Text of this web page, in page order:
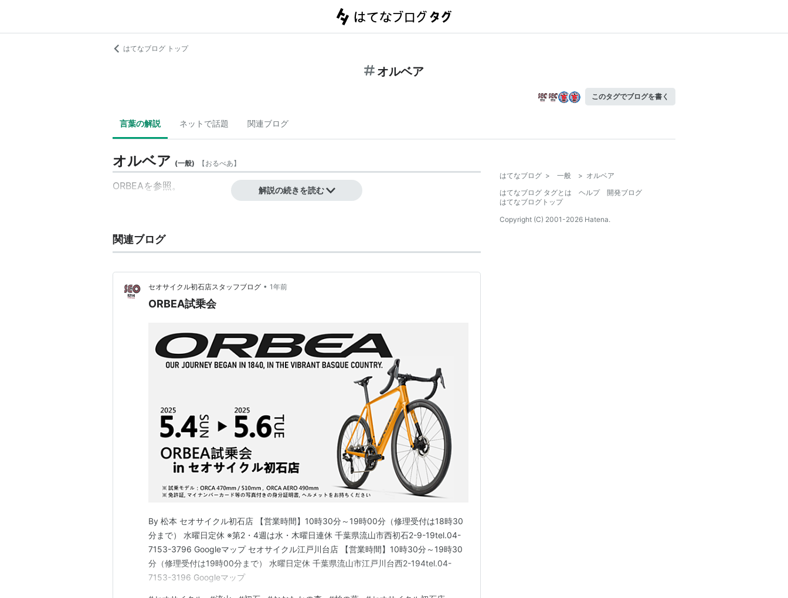
はてなブログ トップ
オルベア
このタグでブログを書く
言葉の解説 ネットで話題 関連ブログ
オルベア (一般) 【おるべあ】
ORBEAを参照。 解説の続きを読む
関連ブログ
セオサイクル初石店スタッフブログ • 1年前
ORBEA試乗会
By 松本 セオサイクル初石店 【営業時間】10時30分～19時00分（修理受付は18時30
分まで） 水曜日定休 ※第2・4週は水・木曜日連休 千葉県流山市西初石2-9-19tel.04-
7153-3796 Googleマップ セオサイクル江戸川台店 【営業時間】10時30分～19時30
分（修理受付は19時00分まで） 水曜日定休 千葉県流山市江戸川台西2-194tel.04-
7153-3196 Googleマップ
はてなブログ > 一般 > オルベア
はてなブログ タグとは
ヘルプ
開発ブログ
はてなブログトップ
Copyright (C) 2001-2026 Hatena.